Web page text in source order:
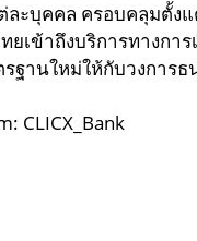
ะบุคคล ครอบคลุมตั้ง
เข้าถึงบริการทางกา
ฐานใหม่ให้กับวงการ
CLICX_Bank